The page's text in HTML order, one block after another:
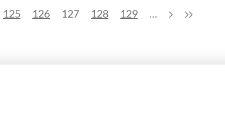
125 126 127 128 129 …